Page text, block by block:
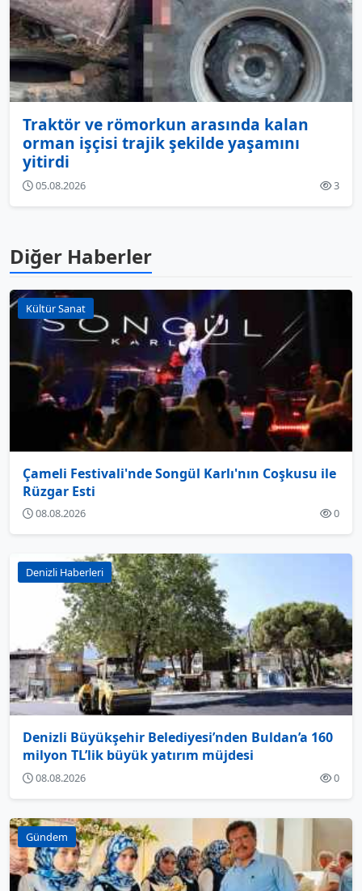
Traktör ve römorkun arasında kalan
orman işçisi trajik şekilde yaşamını
yitirdi
05.08.2026 3
Diğer Haberler
Kültür Sanat
Çameli Festivali'nde Songül Karlı'nın Coşkusu ile
Rüzgar Esti
08.08.2026 0
Denizli Haberleri
Denizli Büyükşehir Belediyesi’nden Buldan’a 160
milyon TL’lik büyük yatırım müjdesi
08.08.2026 0
Gündem